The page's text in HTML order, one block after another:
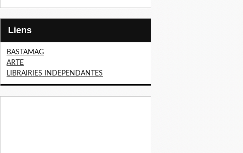
Liens
BASTAMAG
ARTE
LIBRAIRIES INDEPENDANTES